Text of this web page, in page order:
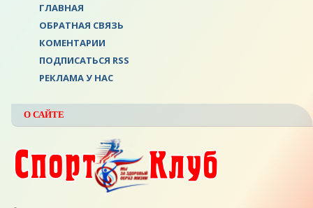
ГЛАВНАЯ
ОБРАТНАЯ СВЯЗЬ
КОМЕНТАРИИ
ПОДПИСАТЬСЯ RSS
РЕКЛАМА У НАС
О САЙТЕ